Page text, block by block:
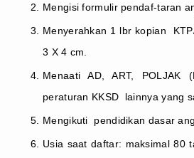
Mengisi formulir pendaf-taran
Menyerahkan 1 lbr kopian
3 X 4 cm.
Menaati AD, ART, POLJAK
peraturan KKSD lainnya yang
Mengikuti pendidikan dasar
Usia saat daftar: maksimal 80